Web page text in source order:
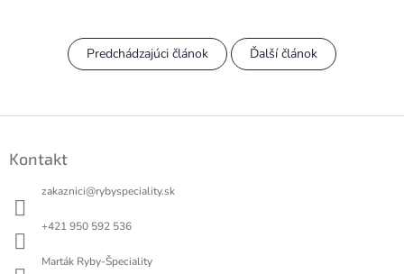
Predchádzajúci článok Ďalší článok
Kontakt
zakaznici@rybyspeciality.sk
+421 950 592 536
Marták Ryby-Špeciality